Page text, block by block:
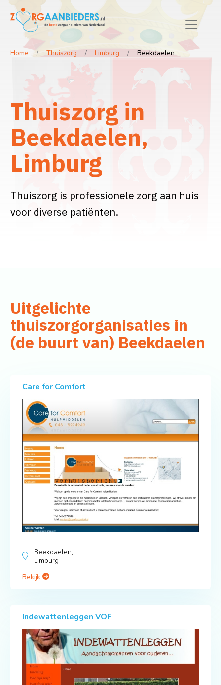
Home Thuiszorg Limburg Beekdaelen
Thuiszorg in
Beekdaelen,
Limburg
Thuiszorg is professionele zorg aan huis
voor diverse patiënten.
Uitgelichte
thuiszorgorganisaties in
(de buurt van) Beekdaelen
Care for Comfort
Beekdaelen,
Limburg
Bekijk
Indewattenleggen VOF